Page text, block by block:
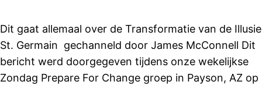
Dit gaat allemaal over de Transformatie van de Illusie
St. Germain gechanneld door James McConnell Dit
bericht werd doorgegeven tijdens onze wekelijkse
Zondag Prepare For Change groep in Payson, AZ op